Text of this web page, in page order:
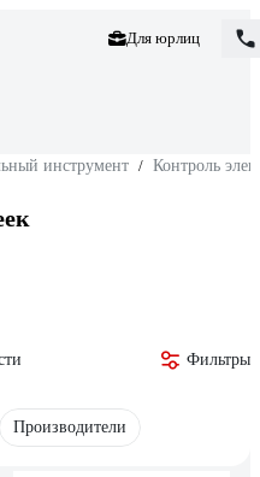
Для юрлиц
инструмент / Контроль
Фильтры
Производители